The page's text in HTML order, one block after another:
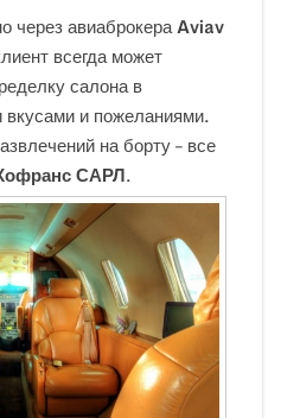
через авиаброкераAviav
всегда может
салона в
вкусами и пожеланиями.
на борту – все
САРЛ.